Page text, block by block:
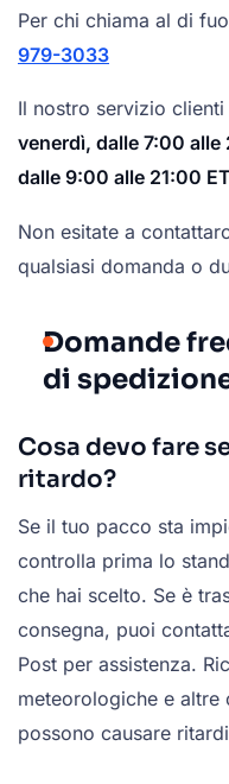
Per chi chiama al di
979-3033
Il nostro servizio
venerdì, dalle 7:00 alle
dalle 9:00 alle 21:00 ET
Non esitate a
qualsiasi domanda o
Domande
di
Cosa devo fare
ritardo?
Se il tuo pacco sta
controlla prima lo
che hai scelto. Se è
consegna, puoi
Post per assistenza.
meteorologiche e
possono causare